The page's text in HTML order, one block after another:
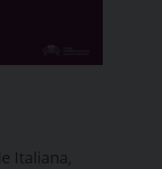
Italiana,